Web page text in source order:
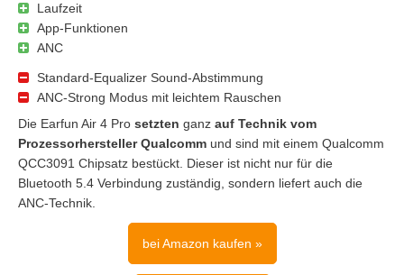
Laufzeit
App-Funktionen
ANC
Standard-Equalizer Sound-Abstimmung
ANC-Strong Modus mit leichtem Rauschen
Die Earfun Air 4 Pro setzten ganz auf Technik vom
Prozessorhersteller Qualcomm und sind mit einem Qualcomm
QCC3091 Chipsatz bestückt. Dieser ist nicht nur für die
Bluetooth 5.4 Verbindung zuständig, sondern liefert auch die
ANC-Technik.
bei Amazon kaufen »